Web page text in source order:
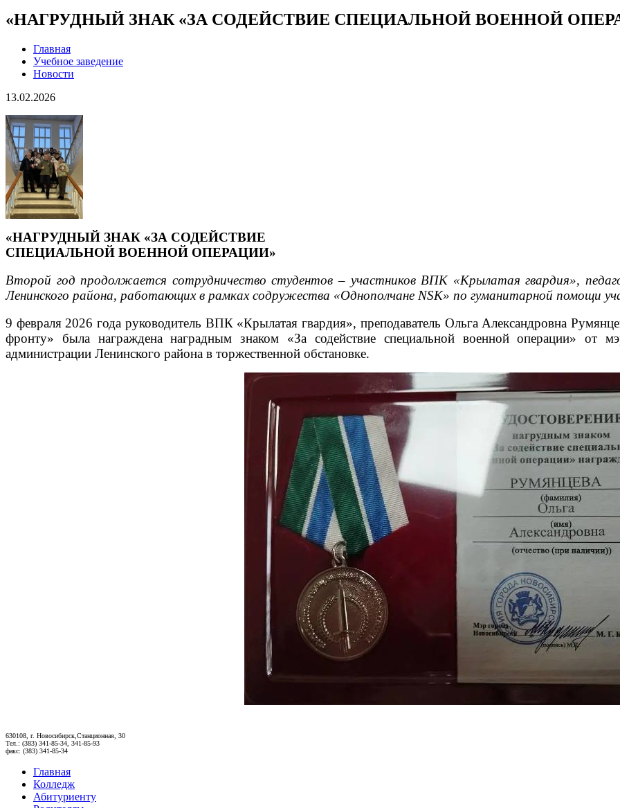
«НАГРУДНЫЙ ЗНАК «ЗА СОДЕЙСТВИЕ СПЕЦИАЛЬНОЙ ВОЕННОЙ
Главная
Учебное заведение
Новости
13.02.2026
«НАГРУДНЫЙ ЗНАК «ЗА СОДЕЙСТВИЕ
СПЕЦИАЛЬНОЙ ВОЕННОЙ ОПЕРАЦИИ»
Второй год продолжается сотрудничество студентов – участников ВПК «Крылатая гвардия»,
Ленинского района, работающих в рамках содружества «Однополчане NSK» по гуманитарной помощи
9 февраля 2026 года руководитель ВПК «Крылатая гвардия», преподаватель Ольга Александровна
фронту» была награждена наградным знаком «За содействие специальной военной операции» от
администрации Ленинского района в торжественной обстановке.
630108, г. Новосибирск,Станционная, 30
Тел.: (383) 341-85-34, 341-85-93
факс: (383) 341-85-34
Главная
Колледж
Абитуриенту